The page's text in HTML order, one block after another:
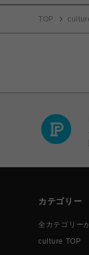
TOP
カテゴリー
全カテゴリー
culture TOP